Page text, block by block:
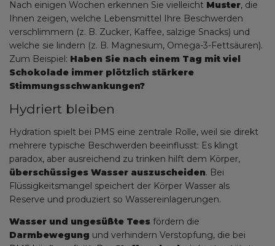
Nach einigen Wochen erkennen Sie vielleicht Muster, die
Ihnen zeigen, welche Lebensmittel Ihre Beschwerden
verschlimmern (z. B. Zucker, Kaffee, salzige Snacks) und
welche sie lindern (z. B. Magnesium, Omega-3-Fettsäuren).
Zum Beispiel: Haben Sie nach einem Tag mit viel
Schokolade immer plötzlich stärkere
Stimmungsschwankungen?
Hydriert bleiben
Hydration spielt bei PMS eine zentrale Rolle, weil sie direkt
mehrere typische Beschwerden beeinflusst: Es klingt
paradox, aber ausreichend zu trinken hilft dem Körper,
überschüssiges Wasser auszuscheiden. Bei
Flüssigkeitsmangel speichert der Körper Wasser als
Reserve und produziert so Wassereinlagerungen.
Wasser und ungesüßte Tees fördern die
Darmbewegung und verhindern Verstopfung, die bei